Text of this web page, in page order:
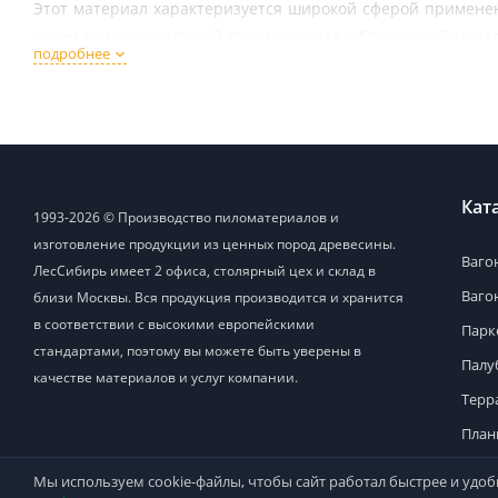
Этот материал характеризуется широкой сферой
значительно упрощается. Существует немало вариантов
также являются ее достоинствами. Сосновую
Как показывают многочисленные отзывы от
Применение
Благодаря низкой цене в сочетании с высоким качеством,
Для обшивки внутри помещений – как городских
Для декорирования в стилях кантри и эко, им
А также отделки яхт, предбанников и т.д.
подробнее
1993-2026 © Производство пиломатериалов и
изготовление продукции из ценных пород древесины.
ЛесСибирь имеет 2 офиса, столярный цех и склад в
близи Москвы. Вся продукция производится и хранится
в соответствии с высокими европейскими
стандартами, поэтому вы можете быть уверены в
качестве материалов и услуг компании.
Мы используем cookie-файлы, чтобы сайт работал быстрее и